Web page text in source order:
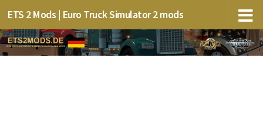
ETS 2 Mods | Euro Truck Simulator 2 mods